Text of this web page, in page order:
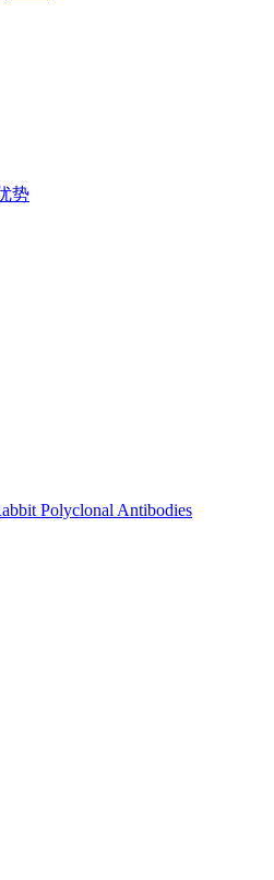
势
Polyclonal Antibodies